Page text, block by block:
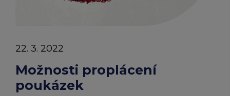
Edenred Card FKSP
TANKARTA Benefit od Edenred
Stravenkový portál
Qerko
Edenred Čistý
Edenred Service
Možnosti proplácení
poukázek
22. 3. 2022